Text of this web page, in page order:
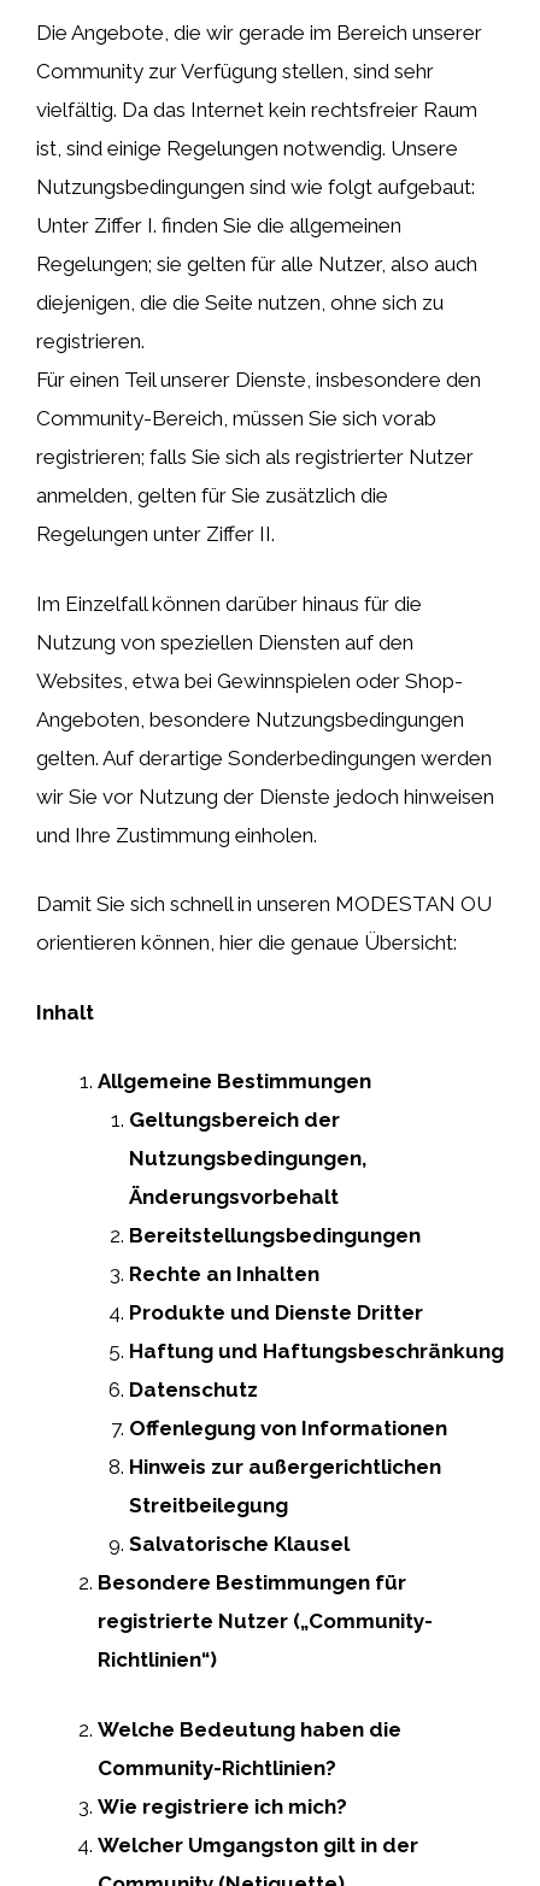
Die Angebote, die wir gerade im Bereich unserer
Community zur Verfügung stellen, sind sehr
vielfältig. Da das Internet kein rechtsfreier Raum
ist, sind einige Regelungen notwendig. Unsere
Nutzungsbedingungen sind wie folgt aufgebaut:
Unter Ziffer I. finden Sie die allgemeinen
Regelungen; sie gelten für alle Nutzer, also auch
diejenigen, die die Seite nutzen, ohne sich zu
registrieren.
Für einen Teil unserer Dienste, insbesondere den
Community-Bereich, müssen Sie sich vorab
registrieren; falls Sie sich als registrierter Nutzer
anmelden, gelten für Sie zusätzlich die
Regelungen unter Ziffer II.
Im Einzelfall können darüber hinaus für die
Nutzung von speziellen Diensten auf den
Websites, etwa bei Gewinnspielen oder Shop-
Angeboten, besondere Nutzungsbedingungen
gelten. Auf derartige Sonderbedingungen werden
wir Sie vor Nutzung der Dienste jedoch hinweisen
und Ihre Zustimmung einholen.
Damit Sie sich schnell in unseren MODESTAN OU
orientieren können, hier die genaue Übersicht:
Inhalt
Allgemeine Bestimmungen
Geltungsbereich der
Nutzungsbedingungen,
Änderungsvorbehalt
Bereitstellungsbedingungen
Rechte an Inhalten
Produkte und Dienste Dritter
Haftung und Haftungsbeschränkung
Datenschutz
Offenlegung von Informationen
Hinweis zur außergerichtlichen
Streitbeilegung
Salvatorische Klausel
Besondere Bestimmungen für
registrierte Nutzer („Community-
Richtlinien“)
Welche Bedeutung haben die
Community-Richtlinien?
Wie registriere ich mich?
Welcher Umgangston gilt in der